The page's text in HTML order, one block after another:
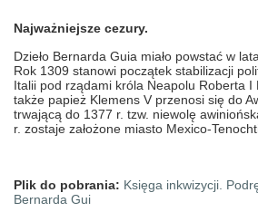
Najważniejsze cezury.
Dzieło Bernarda Guia miało powstać w
Rok 1309 stanowi początek stabilizacji
Italii pod rządami króla Neapolu Roberta I
także papież Klemens V przenosi się do
trwającą do 1377 r. tzw. niewolę
r. zostaje założone miasto Mexico-
Plik do pobrania: Księga inkwizycji.
Bernarda Gui